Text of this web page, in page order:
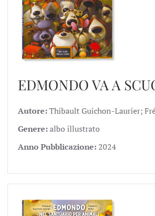
EDMONDO VA A
Autore:Thibault Guichon-Laurier;
Genere:albo illustrato
Anno Pubblicazione: 2024